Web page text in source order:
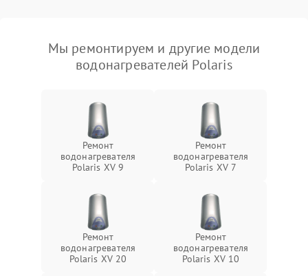
Мы ремонтируем и другие модели
водонагревателей Polaris
Ремонт
водонагревателя
Polaris XV 9
Ремонт
водонагревателя
Polaris XV 7
Ремонт
водонагревателя
Polaris XV 20
Ремонт
водонагревателя
Polaris XV 10